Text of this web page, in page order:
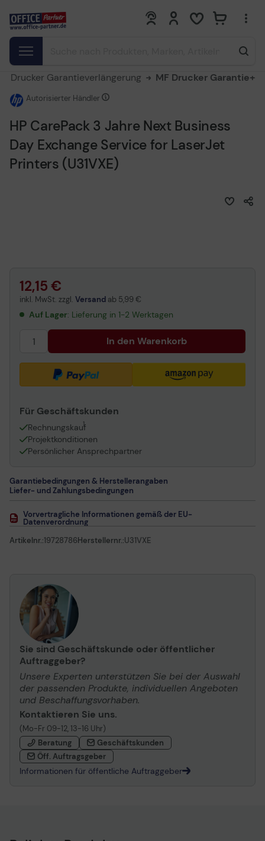
0 0
Drucker Garantieverlängerung MF Drucker Garantie+
HP CarePack 3 Jahre Next Business
Day Exchange Service for LaserJet
Printers (U31VXE)
Autorisierter Händler
12,15 €
inkl. MwSt. zzgl. Versand ab 5,99 €
Auf Lager: Lieferung in 1-2 Werktagen
In den Warenkorb
Für Geschäftskunden
Rechnungskauf
1
Projektkonditionen
Persönlicher Ansprechpartner
Garantiebedingungen & Herstellerangaben
Liefer- und Zahlungsbedingungen
Vorvertragliche Informationen gemäß der EU-
Datenverordnung
Artikelnr.:19728786Herstellernr.:U31VXE
Sie sind Geschäftskunde oder öffentlicher
Auftraggeber?
Unsere Experten unterstützen Sie bei der Auswahl
der passenden Produkte, individuellen Angeboten
und Beschaffungsvorhaben.
Kontaktieren Sie uns.
(Mo-Fr 09-12, 13-16 Uhr)
Beratung
Geschäftskunden
Öff. Auftragsgeber
Informationen für öffentliche Auftraggeber